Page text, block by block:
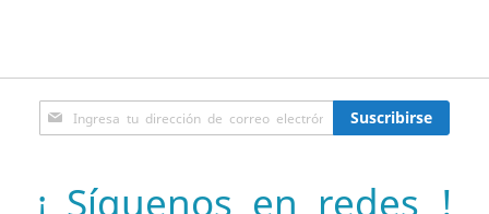
Inscríbase
a
de
Suscribirse
¡ Síguenos en redes !